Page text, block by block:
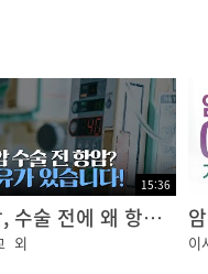
암에 걸릴 수 있다?
?
?
증상
15:36
폐암, 수술 전에 왜 항암치료를 할까?｜암행의사
외 이